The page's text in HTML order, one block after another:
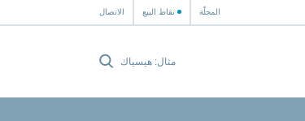
المجلّة نقاط البيع الاتصال